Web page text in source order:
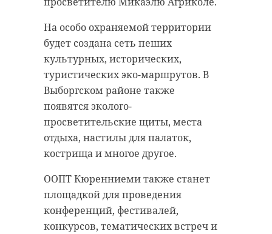
На особо охраняемой территории
будет создана сеть пеших
культурных, исторических,
туристических эко-маршрутов. В
Выборгском районе также
появятся эколого-
просветительские щиты, места
отдыха, настилы для палаток,
кострища и многое другое.
ООПТ Кюренниеми также станет
площадкой для проведения
конференций, фестивалей,
конкурсов, тематических встреч и
утепление пенькой,
антибиологическая и
противопожарная обработка.
гатчинский район
реставрация усадьба
Поделиться статьей:
летней давности и, может тогда,
удастся узнать, какой была жизнь
Анны Беквор и других бельгийцев
в Сосновом Бору.
история сосновый бор
Поделиться статьей: